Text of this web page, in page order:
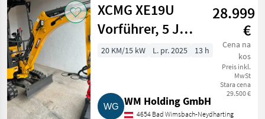
XCMG XE19U
Vorführer, 5 J
Garantie, mit
28.999
€
Cena na
kos
Preis inkl.
MwSt
Stara cena
29.500 €
20 KM/15 kW L. pr. 2025 13 h
WM Holding GmbH
4654 Bad Wimsbach-Neydharting